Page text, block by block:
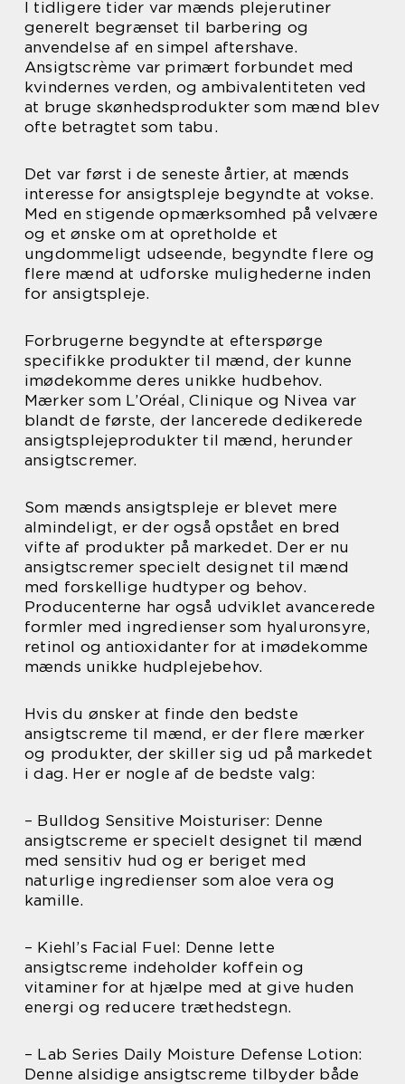
I tidligere tider var mænds plejerutiner
generelt begrænset til barbering og
anvendelse af en simpel aftershave.
Ansigtscrème var primært forbundet med
kvindernes verden, og ambivalentiteten ved
at bruge skønhedsprodukter som mænd blev
ofte betragtet som tabu.
Det var først i de seneste årtier, at mænds
interesse for ansigtspleje begyndte at vokse.
Med en stigende opmærksomhed på velvære
og et ønske om at opretholde et
ungdommeligt udseende, begyndte flere og
flere mænd at udforske mulighederne inden
for ansigtspleje.
Forbrugerne begyndte at efterspørge
specifikke produkter til mænd, der kunne
imødekomme deres unikke hudbehov.
Mærker som L’Oréal, Clinique og Nivea var
blandt de første, der lancerede dedikerede
ansigtsplejeprodukter til mænd, herunder
ansigtscremer.
Som mænds ansigtspleje er blevet mere
almindeligt, er der også opstået en bred
vifte af produkter på markedet. Der er nu
ansigtscremer specielt designet til mænd
med forskellige hudtyper og behov.
Producenterne har også udviklet avancerede
formler med ingredienser som hyaluronsyre,
retinol og antioxidanter for at imødekomme
mænds unikke hudplejebehov.
Hvis du ønsker at finde den bedste
ansigtscreme til mænd, er der flere mærker
og produkter, der skiller sig ud på markedet
i dag. Her er nogle af de bedste valg:
– Bulldog Sensitive Moisturiser: Denne
ansigtscreme er specielt designet til mænd
med sensitiv hud og er beriget med
naturlige ingredienser som aloe vera og
kamille.
– Kiehl’s Facial Fuel: Denne lette
ansigtscreme indeholder koffein og
vitaminer for at hjælpe med at give huden
energi og reducere træthedstegn.
– Lab Series Daily Moisture Defense Lotion:
Denne alsidige ansigtscreme tilbyder både